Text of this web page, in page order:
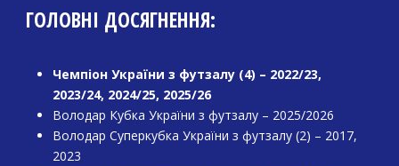
ГОЛОВНІ ДОСЯГНЕННЯ:
Чемпіон України з футзалу (4) – 2022/23,
2023/24, 2024/25, 2025/26
Володар Кубка України з футзалу – 2025/2026
Володар Суперкубка України з футзалу (2) – 2017,
2023